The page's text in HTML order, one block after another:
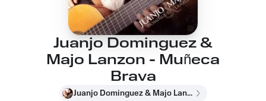
Juanjo Dominguez &
Majo Lanzon - Muñeca
Brava
Juanjo Dominguez & Majo Lanzon